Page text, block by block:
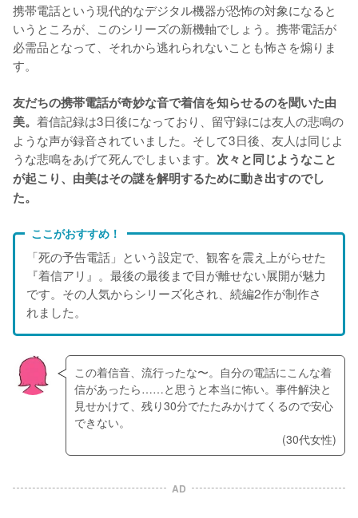
携帯電話という現代的なデジタル機器が恐怖の対象になると
いうところが、このシリーズの新機軸でしょう。携帯電話が
必需品となって、それから逃れられないことも怖さを煽りま
す。
友だちの携帯電話が奇妙な音で着信を知らせるのを聞いた由
美。 着信記録は3日後になっており、留守録には友人の悲鳴の
ような声が録音されていました。そして3日後、友人は同じよ
うな悲鳴をあげて死んでしまいます。 次々と同じようなこと
が起こり、由美はその謎を解明するために動き出すのでし
た。
ここがおすすめ！
「死の予告電話」という設定で、観客を震え上がらせた
『着信アリ』。最後の最後まで目が離せない展開が魅力
です。その人気からシリーズ化され、続編2作が制作さ
れました。
この着信音、流行ったな〜。自分の電話にこんな着
信があったら……と思うと本当に怖い。事件解決と
見せかけて、残り30分でたたみかけてくるので安心
できない。
(30代女性)
AD